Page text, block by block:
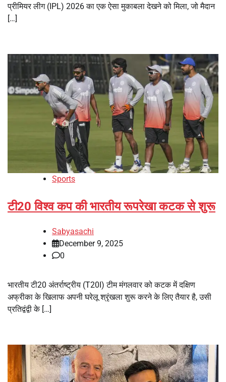
प्रीमियर लीग (IPL) 2026 का एक ऐसा मुकाबला देखने को मिला, जो मैदान
[…]
Sports
टी20 विश्व कप की भारतीय रूपरेखा कटक से शुरू
Sabyasachi
December 9, 2025
0
भारतीय टी20 अंतर्राष्ट्रीय (T20I) टीम मंगलवार को कटक में दक्षिण
अफ्रीका के खिलाफ अपनी घरेलू श्रृंखला शुरू करने के लिए तैयार है, उसी
प्रतिद्वंद्वी के […]